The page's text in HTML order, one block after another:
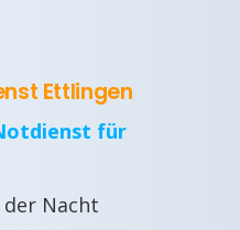
Ettlingen
für
der Nacht